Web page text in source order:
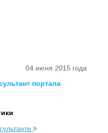
04 июня 2015 года
портала